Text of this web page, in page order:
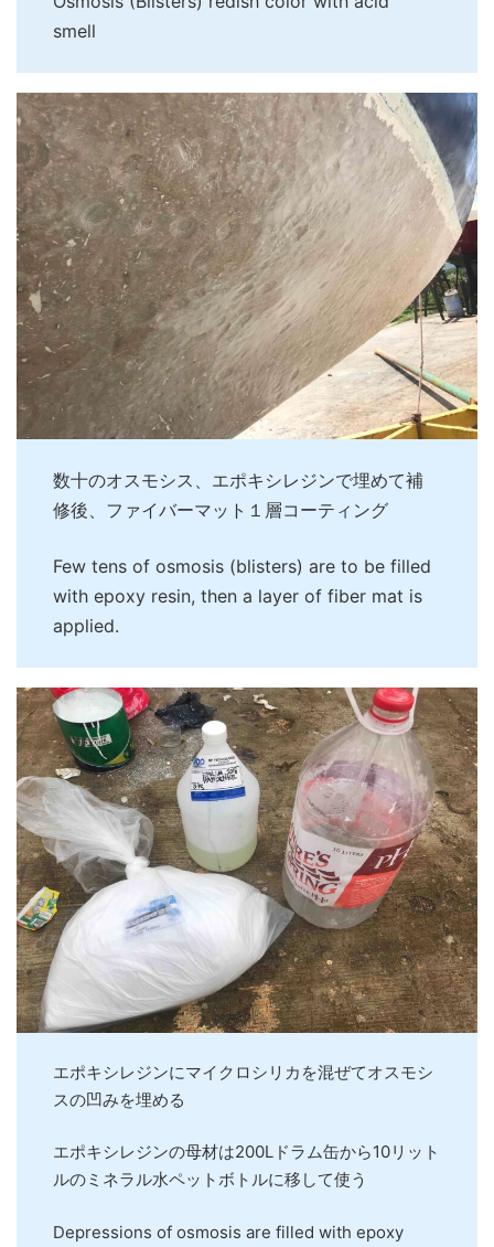
smell
数十のオスモシス、エポキシレジンで埋めて補
修後、ファイバーマット１層コーティング
Few tens of osmosis (blisters) are to be filled
with epoxy resin, then a layer of fiber mat is
applied.
エポキシレジンにマイクロシリカを混ぜてオスモシ
スの凹みを埋める
エポキシレジンの母材は200Lドラム缶から10リット
ルのミネラル水ペットボトルに移して使う
Depressions of osmosis are filled with epoxy